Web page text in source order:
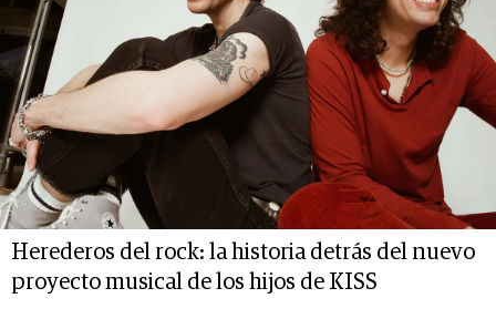
Herederos del rock: la historia detrás del nuevo
proyecto musical de los hijos de KISS